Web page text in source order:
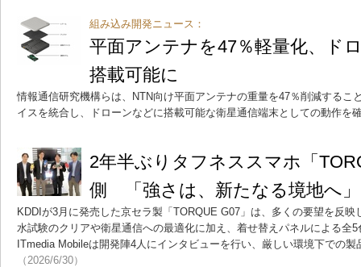
組み込み開発ニュース：
平面アンテナを47％軽量化、ド
搭載可能に
情報通信研究機構らは、NTN向け平面アンテナの重量を47％削減するこ
イスを統合し、ドローンなどに搭載可能な衛星通信端末としての動作を
2年半ぶりタフネススマホ「
側 「強さは、新たなる境地へ
KDDIが3月に発売した京セラ製「TORQUE G07」は、多くの要望を反
水試験のクリアや衛星通信への最適化に加え、着せ替えパネルによる全
ITmedia Mobileは開発陣4人にインタビューを行い、厳しい環境下での
（2026/6/30）